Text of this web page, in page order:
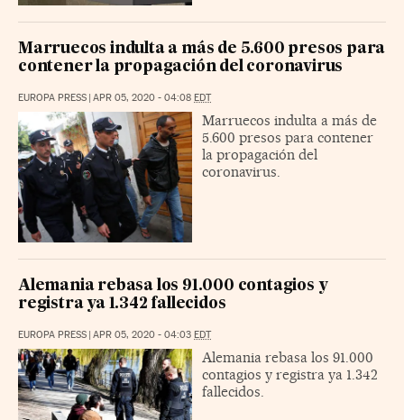
Marruecos indulta a más de 5.600 presos para
contener la propagación del coronavirus
EUROPA PRESS APR 05, 2020 - 04:08 EDT
Marruecos indulta a más de
5.600 presos para contener
la propagación del
coronavirus.
Alemania rebasa los 91.000 contagios y
registra ya 1.342 fallecidos
EUROPA PRESS | APR 05, 2020 - 04:03 EDT
Alemania rebasa los 91.000
contagios y registra ya 1.342
fallecidos.